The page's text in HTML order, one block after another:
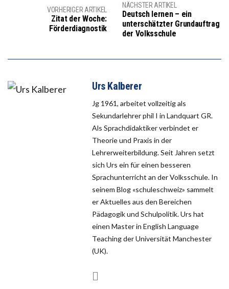
VORHERIGER ARTIKEL
Zitat der Woche:
Förderdiagnostik
NÄCHSTER ARTIKEL
Deutsch lernen – ein
unterschätzter Grundauftrag
der Volksschule
Urs Kalberer
Jg 1961, arbeitet vollzeitig als
Sekundarlehrer phil I in Landquart GR.
Als Sprachdidaktiker verbindet er
Theorie und Praxis in der
Lehrerweiterbildung. Seit Jahren setzt
sich Urs ein für einen besseren
Sprachunterricht an der Volksschule. In
seinem Blog «schuleschweiz» sammelt
er Aktuelles aus den Bereichen
Pädagogik und Schulpolitik. Urs hat
einen Master in English Language
Teaching der Universität Manchester
(UK).